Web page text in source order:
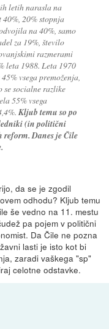
letih narasla na
40%, 20% stopnja
na 40%, samo
za 19%, število
razmerami
leta 1988. Leta 1970
vsega premoženja,
se socialne razlike
55% vsega
Kljub temu so po
(in politični
Danes je Čile
da se je zgodil
odhodu? Kljub temu
še vedno na 11. mestu
pa pojem v politični
Da Čile ne pozna
lasti je isto kot bi
zaradi vaškega "sp"
celotne odstavke.